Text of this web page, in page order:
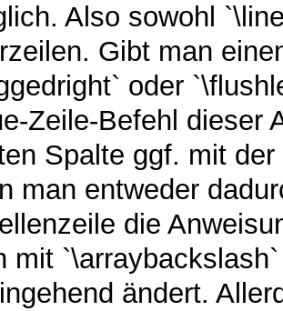
Also sowohl
Gibt man
oder
Zeile-Befehl dieser
Spalte ggf. mit
man entweder
die
mit
ändert.